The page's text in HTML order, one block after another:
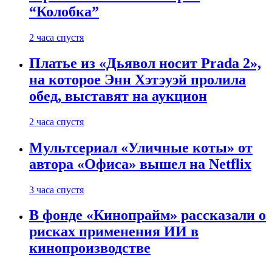
“Колобка”
2 часа спустя
Платье из «Дьявол носит Prada 2»,
на которое Энн Хэтэуэй пролила
обед, выставят на аукцион
2 часа спустя
Мультсериал «Уличные коты» от
автора «Офиса» вышел на Netflix
3 часа спустя
В фонде «Кинопрайм» рассказали о
рисках применения ИИ в
кинопроизводстве